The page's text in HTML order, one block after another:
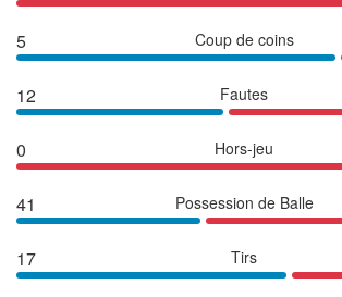
5 Coup de coins
12 Fautes
0 Hors-jeu
41 Possession de Balle
17 Tirs